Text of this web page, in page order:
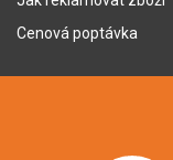
Cenová poptávka